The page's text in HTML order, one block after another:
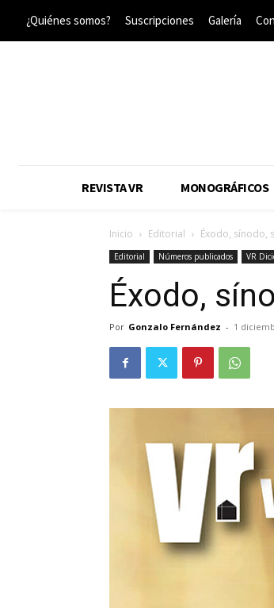
¿Quiénes somos? Suscripciones Galería
REVISTA VR MONOGRÁFICOS
Inicio Editorial Éxodo, sínodo,
Editorial Números publicados VR
Éxodo,
Por Gonzalo Fernández - 1